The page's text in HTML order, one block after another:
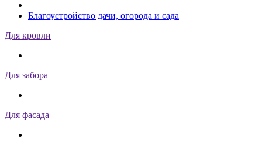
Благоустройство дачи, огорода и сада
Для кровли
Для забора
Для фасада